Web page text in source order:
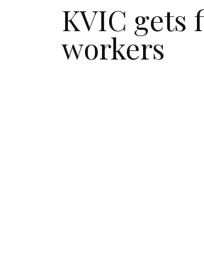
KVIC
workers